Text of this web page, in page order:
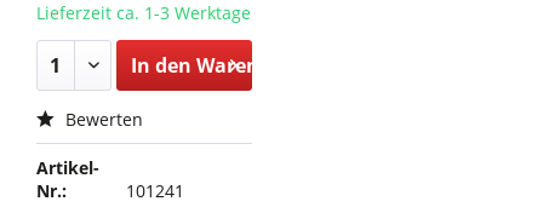
Lieferzeit ca. 1-3 Werktage
In den Warenkorb
Bewerten
Artikel-
Nr.:
101241